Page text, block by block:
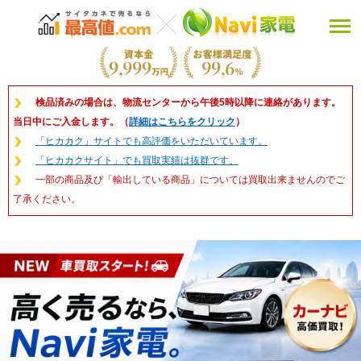
検品済みの場合は、物流センターから午後5時以降に連絡があります。
当日中にご入金します。（詳細はこちらをクリック ）
「ヒカカク」サイトでも高評価をいただいています。
「ヒカカクサイト」でも買取実績は抜群です。
一部の商品及び「輸出している商品」については買取出来ませんのでご
了承ください。